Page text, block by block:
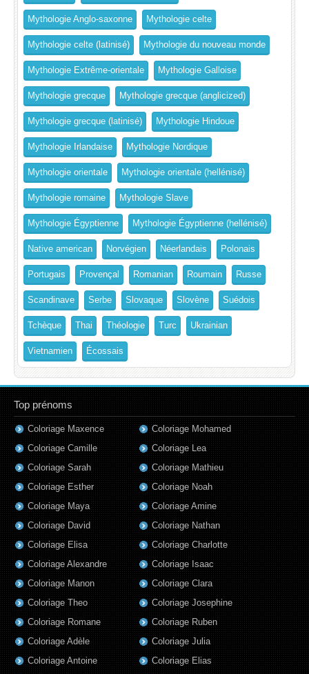
Mythologie Anglo-saxonne Mythologie celte
Mythologie celte (latinisé) Mythologie du nouveau monde
Mythologie Extrême-orientale Mythologie Galloise
Mythologie grecque Mythologie grecque (anglicized)
Mythologie grecque (latinisé) Mythologie Hindoue
Mythologie Irlandaise Mythologie Nordique
Mythologie orientale Mythologie orientale (hellénisé)
Mythologie romaine Mythologie Slave
Mythologie Égyptienne Mythologie Égyptienne (hellénisé)
Native american Norvégien Néerlandais Polonais
Portugais Provençal Romanian Roumain Russe
Scandinave Serbe Slovaque Slovène Suédois
Tchèque Thai Théologie Turc Ukrainian
Vietnamien Écossais
Top prénoms
Coloriage Maxence
Coloriage Camille
Coloriage Sarah
Coloriage Esther
Coloriage Maya
Coloriage David
Coloriage Elisa
Coloriage Alexandre
Coloriage Manon
Coloriage Theo
Coloriage Romane
Coloriage Adèle
Coloriage Antoine
Coloriage Mohamed
Coloriage Lea
Coloriage Mathieu
Coloriage Noah
Coloriage Amine
Coloriage Nathan
Coloriage Charlotte
Coloriage Isaac
Coloriage Clara
Coloriage Josephine
Coloriage Ruben
Coloriage Julia
Coloriage Elias